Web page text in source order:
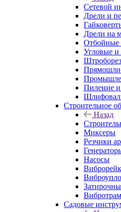
Сетевой
Дрели и
Дрели на
Отбойные
Угловые
Пиление и
Строительное
Назад
Миксеры
Резчики
Насосы
Садовые